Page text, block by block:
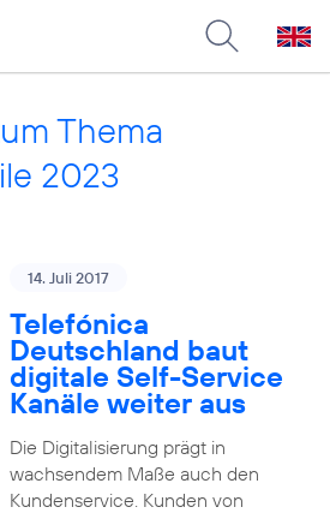
Thema
2023
14. Juli 2017
Telefónica
Deutschland baut
digitale Self-Service
Kanäle weiter aus
Die Digitalisierung prägt in
wachsendem Maße auch den
Kundenservice. Kunden von